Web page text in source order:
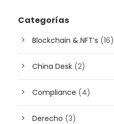
Categorías
Blockchain & NFT’s (16)
China Desk (2)
Compliance (4)
Derecho (3)